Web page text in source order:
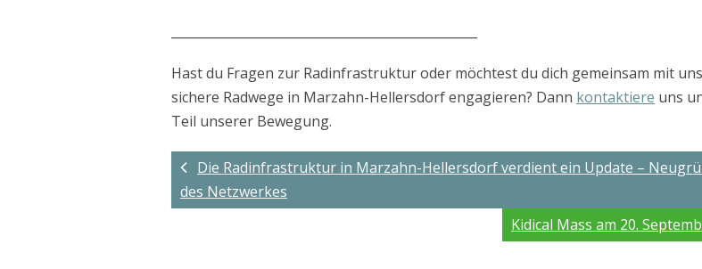
Hast du Fragen zur Radinfrastruktur oder möchtest du dich gemeinsam mit
sichere Radwege in Marzahn-Hellersdorf engagieren? Dann kontaktiere uns
Teil unserer Bewegung.
Die Radinfrastruktur in Marzahn-Hellersdorf verdient ein Update –
des Netzwerkes
Kidical Mass am 20.